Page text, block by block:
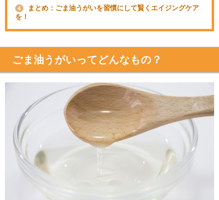
4
まとめ：ごま油うがいを習慣にして賢くエイジングケア
を！
ごま油うがいってどんなもの？